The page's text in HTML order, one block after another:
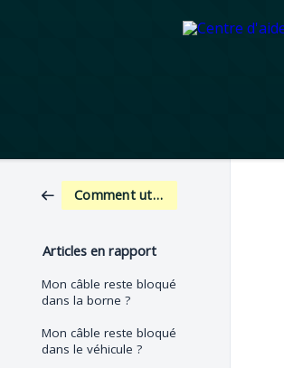
Comment utiliser nos bornes ?
Articles en rapport
Mon câble reste bloqué
dans la borne ?
Mon câble reste bloqué
dans le véhicule ?